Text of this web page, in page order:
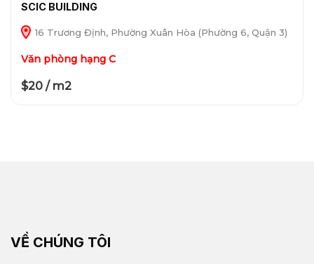
SCIC BUILDING
16 Trương Định, Phường Xuân Hòa (Phường 6, Quận 3)
Văn phòng hạng C
$20 / m2
VỀ CHÚNG TÔI